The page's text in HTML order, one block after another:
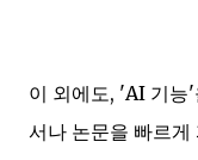
이 외에도, 'AI 기능
서나 논문을 빠르